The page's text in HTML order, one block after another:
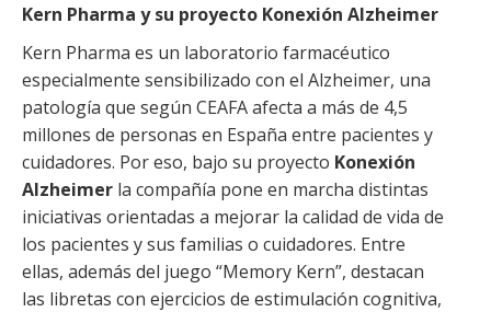
Kern Pharma y su proyecto Konexión Alzheimer
Kern Pharma es un laboratorio farmacéutico
especialmente sensibilizado con el Alzheimer, una
patología que según CEAFA afecta a más de 4,5
millones de personas en España entre pacientes y
cuidadores. Por eso, bajo su proyecto Konexión
Alzheimer la compañía pone en marcha distintas
iniciativas orientadas a mejorar la calidad de vida de
los pacientes y sus familias o cuidadores. Entre
ellas, además del juego “Memory Kern”, destacan
las libretas con ejercicios de estimulación cognitiva,